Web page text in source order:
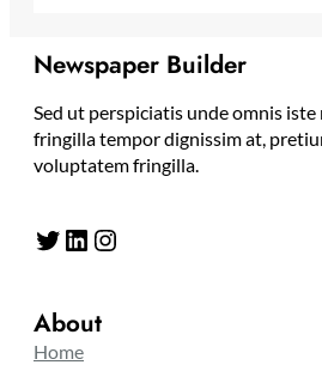
Newspaper Builder
Sed ut perspiciatis unde omnis
fringilla tempor dignissim at,
voluptatem fringilla.
Twitter LinkedIn Instagram
About
Home